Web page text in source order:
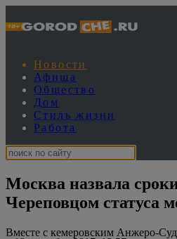
Новости
Афиша
Общество
Дом
Стиль жизни
Работа
Москва назвала
Череповцом статуса
Вместе с кемеровским Анжеро-